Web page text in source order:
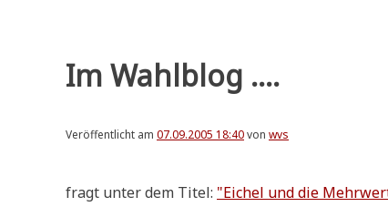
Im Wahlblog ....
Veröffentlicht am 07.09.2005 18:40von wvs
fragt unter dem Titel: "Eichel und die